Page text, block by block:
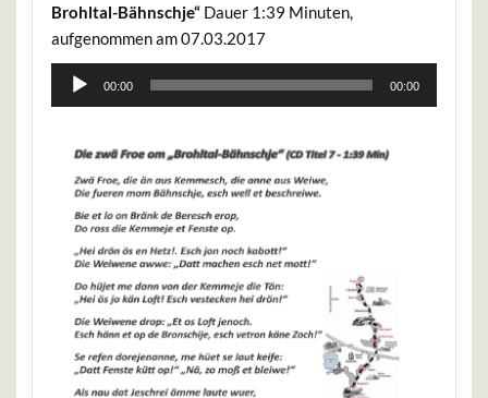
Brohltal-Bähnschje“ Dauer 1:39 Minuten,
aufgenommen am 07.03.2017
Audio-
00:00 00:00